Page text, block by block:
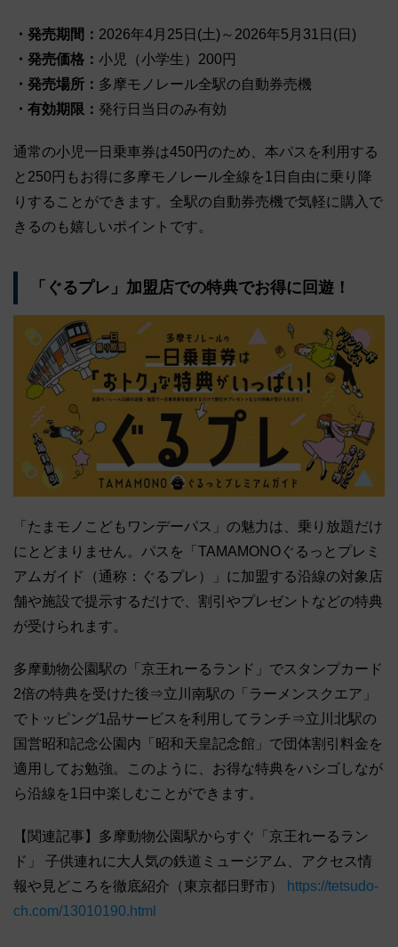
・発売期間： 2026年4月25日(土)～2026年5月31日(日)
・発売価格： 小児（小学生）200円
・発売場所： 多摩モノレール全駅の自動券売機
・有効期限： 発行日当日のみ有効
通常の小児一日乗車券は450円のため、本パスを利用する
と250円もお得に多摩モノレール全線を1日自由に乗り降
りすることができます。全駅の自動券売機で気軽に購入で
きるのも嬉しいポイントです。
「ぐるプレ」加盟店での特典でお得に回遊！
「たまモノこどもワンデーパス」の魅力は、乗り放題だけ
にとどまりません。パスを「TAMAMONOぐるっとプレミ
アムガイド（通称：ぐるプレ）」に加盟する沿線の対象店
舗や施設で提示するだけで、割引やプレゼントなどの特典
が受けられます。
多摩動物公園駅の「京王れーるランド」でスタンプカード
2倍の特典を受けた後⇒立川南駅の「ラーメンスクエア」
でトッピング1品サービスを利用してランチ⇒立川北駅の
国営昭和記念公園内「昭和天皇記念館」で団体割引料金を
適用してお勉強。このように、お得な特典をハシゴしなが
ら沿線を1日中楽しむことができます。
【関連記事】多摩動物公園駅からすぐ「京王れーるラン
ド」 子供連れに大人気の鉄道ミュージアム、アクセス情
報や見どころを徹底紹介（東京都日野市）
https://tetsudo-
ch.com/13010190.html